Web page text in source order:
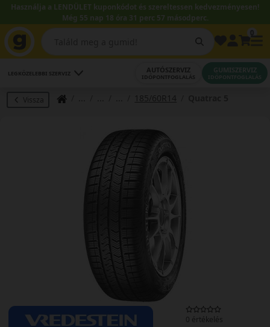
Használja a LENDÜLET kuponkódot és szereltessen kedvezményesen!
Még 55 nap 18 óra 31 perc 57 másodperc.
LEGKÖZELEBBI SZERVIZ AUTÓSZERVIZ
IDŐPONTFOGLALÁS
GUMISZERVIZ
IDŐPONTFOGLALÁS
Vissza 185/60R14
0 értékelés